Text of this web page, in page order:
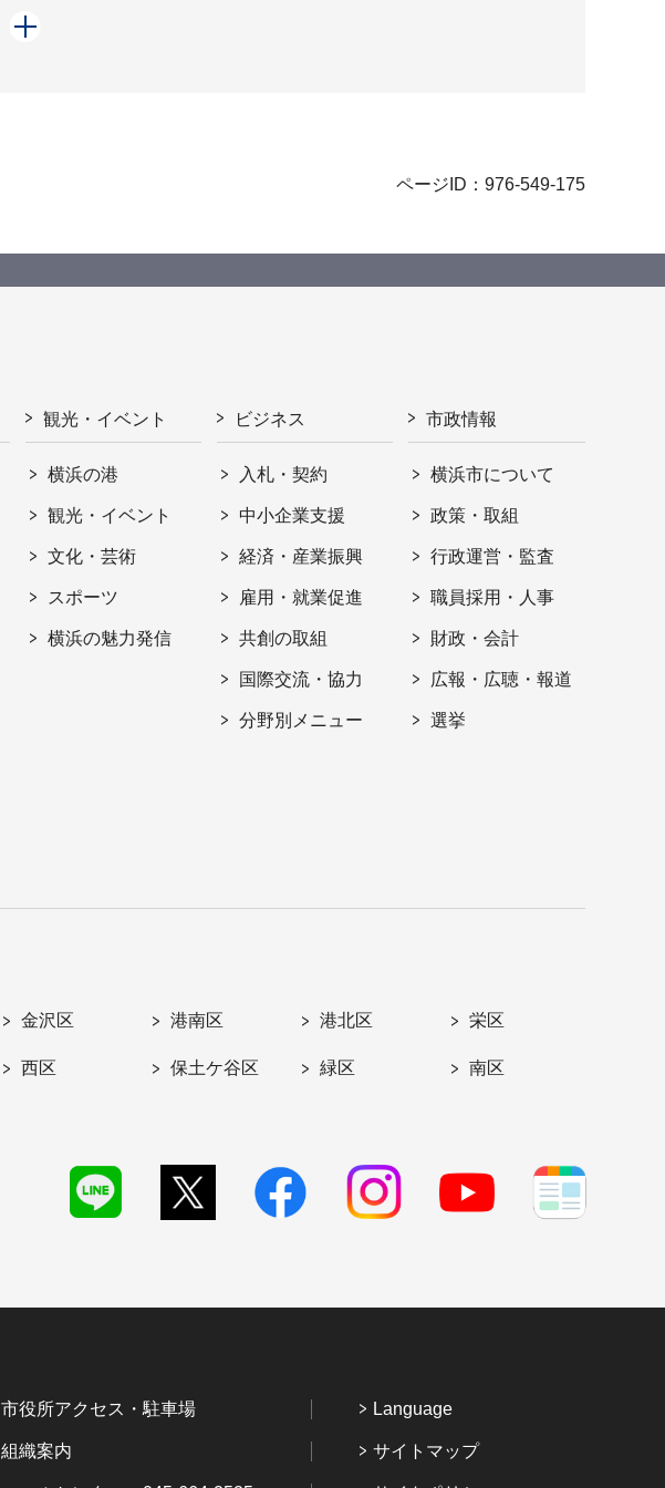
ページID：976-549-175
観光・イベント
横浜の港
観光・イベント
文化・芸術
スポーツ
横浜の魅力発信
ビジネス
入札・契約
中小企業支援
経済・産業振興
雇用・就業促進
共創の取組
国際交流・協力
分野別メニュー
市政情報
横浜市について
政策・取組
行政運営・監査
職員採用・人事
財政・会計
広報・広聴・報道
選挙
金沢区 港南区 港北区 栄区
西区 保土ケ谷区 緑区 南区
市役所アクセス・駐車場
組織案内
Language
サイトマップ